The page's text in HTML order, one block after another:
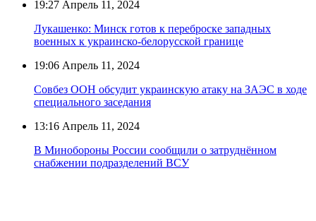
19:27 Апрель 11, 2024
Лукашенко: Минск готов к переброске западных
военных к украинско-белорусской границе
19:06 Апрель 11, 2024
Совбез ООН обсудит украинскую атаку на ЗАЭС в ходе
специального заседания
13:16 Апрель 11, 2024
В Минобороны России сообщили о затруднённом
снабжении подразделений ВСУ